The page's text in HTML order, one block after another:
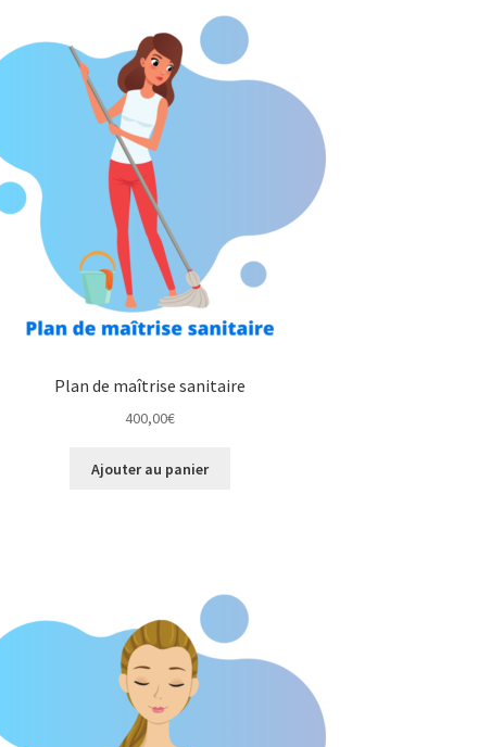
options
peuvent
être
choisies
Plan de maîtrise sanitaire
400,00€
Ajouter au panier